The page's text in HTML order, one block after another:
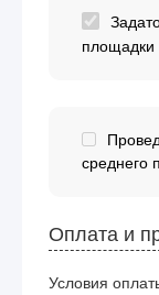
площадки
среднего
Оплата и
Условия